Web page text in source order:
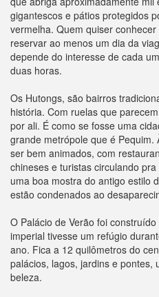
gigantescos e pátios protegidos
vermelha. Quem quiser
reservar ao menos um dia da
depende do interesse de cada
duas horas.
Os Hutongs, são bairros
história. Com ruelas que
por ali. É como se fosse uma
grande metrópole que é Pequim.
ser bem animados, com
chineses e turistas circulando
uma boa mostra do antigo estilo
estão condenados ao
O Palácio de Verão foi
imperial tivesse um refúgio
ano. Fica a 12 quilômetros do
palácios, lagos, jardins e pontes,
beleza.